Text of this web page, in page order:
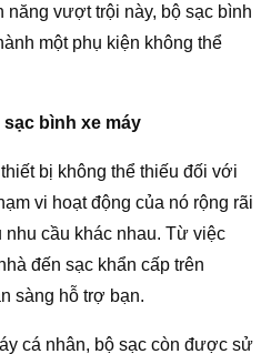
vượt trội này, bộ sạc bình
một phụ kiện không thể
bình xe máy
bị không thể thiếu đối với
vi hoạt động của nó rộng rãi
cầu khác nhau. Từ việc
đến sạc khẩn cấp trên
sàng hỗ trợ bạn.
cá nhân, bộ sạc còn được sử